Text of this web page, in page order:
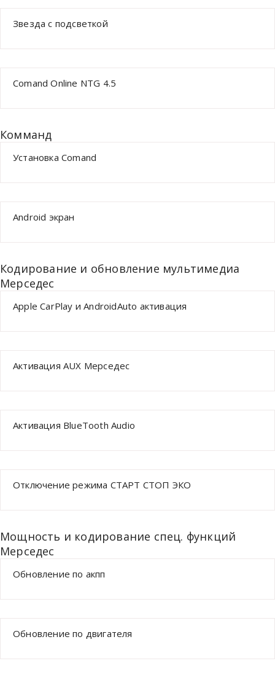
Звезда с подсветкой
Comand Online NTG 4.5
Комманд
Установка Comand
Android экран
Кодирование и обновление мультимедиа
Мерседес
Apple CarPlay и AndroidAuto активация
Активация AUX Мерседес
Активация BlueTooth Audio
Отключение режима СТАРТ СТОП ЭКО
Мощность и кодирование спец. функций
Мерседес
Обновление по акпп
Обновление по двигателя